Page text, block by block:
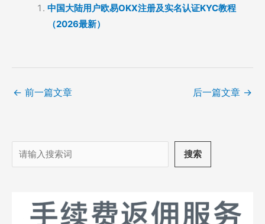
中国大陆用户欧易OKX注册及实名认证KYC教程
（2026最新）
← 前一篇文章 后一篇文章 →
搜
索
搜索